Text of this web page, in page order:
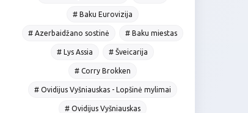
# Baku Eurovizija
# Azerbaidžano sostinė # Baku miestas
# Lys Assia # Šveicarija
# Corry Brokken
# Ovidijus Vyšniauskas - Lopšinė mylimai
# Ovidijus Vyšniauskas